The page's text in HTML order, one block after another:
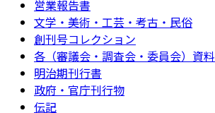
営業報告書
文学・美術・工芸・考古・民俗
創刊号コレクション
各（審議会・調査会・委員会）資料
明治期刊行書
政府・官庁刊行物
伝記